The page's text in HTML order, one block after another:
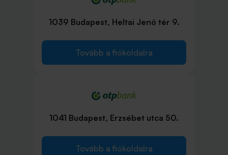
1039 Budapest, Heltai Jenő tér 9.
Tovább a fiókoldalra
1041 Budapest, Erzsébet utca 50.
Tovább a fiókoldalra